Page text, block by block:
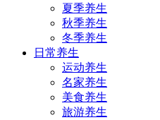
夏季养生
秋季养生
冬季养生
日常养生
运动养生
名家养生
美食养生
旅游养生